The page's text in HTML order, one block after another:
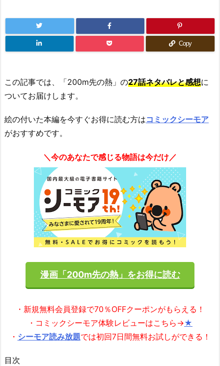
Copy
この記事では、「200m先の熱」の27話ネタバレと感想に
ついてお届けします。
絵の付いた本編を今すぐお得に読む方はコミックシーモア
がおすすめです。
＼今のあなたで感じる物語は今だけ／
漫画「200m先の熱」をお得に読む
・新規無料会員登録で70％OFFクーポンがもらえる！
・コミックシーモア体験レビューはこちら→★
・ シーモア読み放題では初回7日間無料お試しができる！
目次